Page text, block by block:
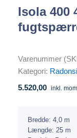
Isola 400
Varenummer
Kategori:
5.520,00 inkl.
Bredde: 4,0 m
Længde: 25 m